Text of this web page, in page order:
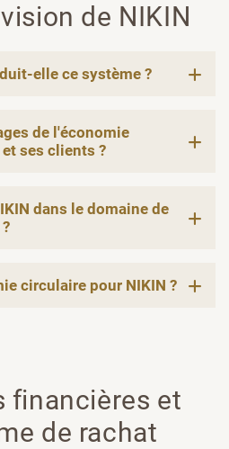
de NIKIN
elle ce système ?
de l'économie
ses clients ?
dans le domaine de
circulaire pour NIKIN ?
financières et
de rachat